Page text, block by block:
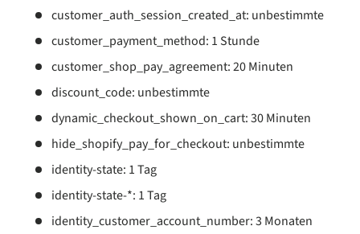
customer_auth_session_created_at: unbestimmte
customer_payment_method: 1 Stunde
customer_shop_pay_agreement: 20 Minuten
discount_code: unbestimmte
dynamic_checkout_shown_on_cart: 30 Minuten
hide_shopify_pay_for_checkout: unbestimmte
identity-state: 1 Tag
identity-state-*: 1 Tag
identity_customer_account_number: 3 Monaten